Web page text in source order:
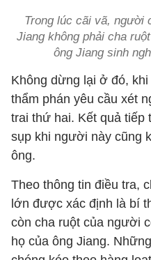
Trong lúc cãi vã, người
Jiang không phải cha
ông Jiang sinh
Không dừng lại ở đó,
thẩm phán yêu cầu xét
trai thứ hai. Kết quả tiếp
sụp khi người này cũng
ông.
Theo thông tin điều tra,
lớn được xác định là bí
còn cha ruột của người
họ của ông Jiang.